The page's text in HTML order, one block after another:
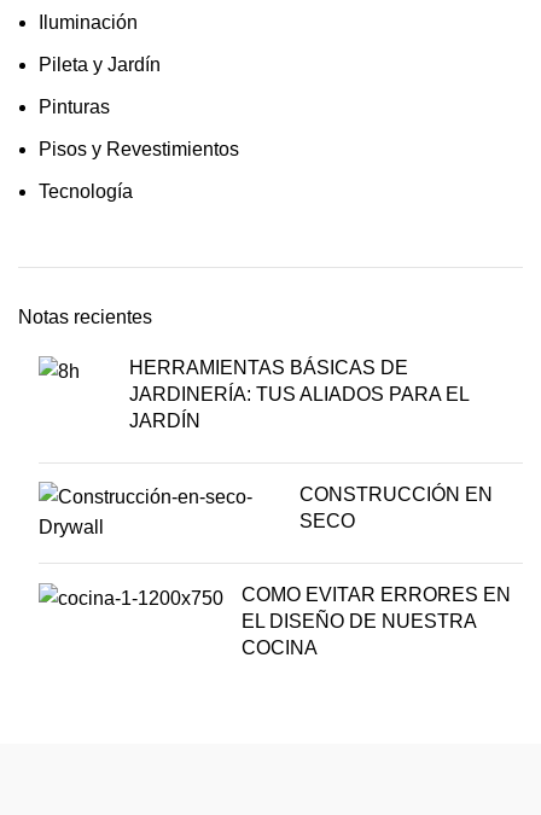
Iluminación
Pileta y Jardín
Pinturas
Pisos y Revestimientos
Tecnología
Notas recientes
HERRAMIENTAS BÁSICAS DE
JARDINERÍA: TUS ALIADOS PARA EL
JARDÍN
CONSTRUCCIÓN EN
SECO
COMO EVITAR ERRORES EN
EL DISEÑO DE NUESTRA
COCINA